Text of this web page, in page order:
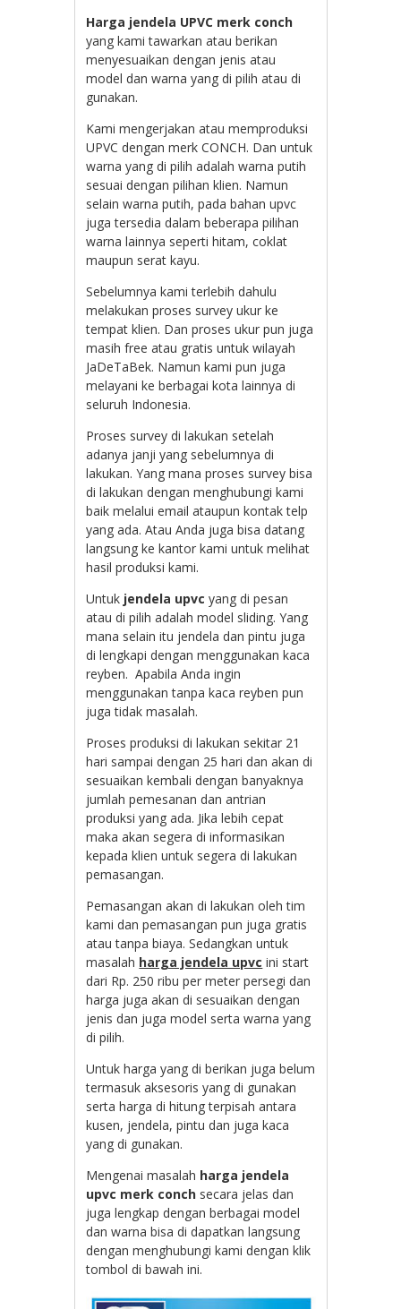
Harga jendela UPVC merk conch
yang kami tawarkan atau berikan
menyesuaikan dengan jenis atau
model dan warna yang di pilih atau di
gunakan.
Kami mengerjakan atau memproduksi
UPVC dengan merk CONCH. Dan untuk
warna yang di pilih adalah warna putih
sesuai dengan pilihan klien. Namun
selain warna putih, pada bahan upvc
juga tersedia dalam beberapa pilihan
warna lainnya seperti hitam, coklat
maupun serat kayu.
Sebelumnya kami terlebih dahulu
melakukan proses survey ukur ke
tempat klien. Dan proses ukur pun juga
masih free atau gratis untuk wilayah
JaDeTaBek. Namun kami pun juga
melayani ke berbagai kota lainnya di
seluruh Indonesia.
Proses survey di lakukan setelah
adanya janji yang sebelumnya di
lakukan. Yang mana proses survey bisa
di lakukan dengan menghubungi kami
baik melalui email ataupun kontak telp
yang ada. Atau Anda juga bisa datang
langsung ke kantor kami untuk melihat
hasil produksi kami.
Untuk jendela upvc yang di pesan
atau di pilih adalah model sliding. Yang
mana selain itu jendela dan pintu juga
di lengkapi dengan menggunakan kaca
reyben. Apabila Anda ingin
menggunakan tanpa kaca reyben pun
juga tidak masalah.
Proses produksi di lakukan sekitar 21
hari sampai dengan 25 hari dan akan di
sesuaikan kembali dengan banyaknya
jumlah pemesanan dan antrian
produksi yang ada. Jika lebih cepat
maka akan segera di informasikan
kepada klien untuk segera di lakukan
pemasangan.
Pemasangan akan di lakukan oleh tim
kami dan pemasangan pun juga gratis
atau tanpa biaya. Sedangkan untuk
masalah harga jendela upvc ini start
dari Rp. 250 ribu per meter persegi dan
harga juga akan di sesuaikan dengan
jenis dan juga model serta warna yang
di pilih.
Untuk harga yang di berikan juga belum
termasuk aksesoris yang di gunakan
serta harga di hitung terpisah antara
kusen, jendela, pintu dan juga kaca
yang di gunakan.
Mengenai masalah harga jendela
upvc merk conch secara jelas dan
juga lengkap dengan berbagai model
dan warna bisa di dapatkan langsung
dengan menghubungi kami dengan klik
tombol di bawah ini.